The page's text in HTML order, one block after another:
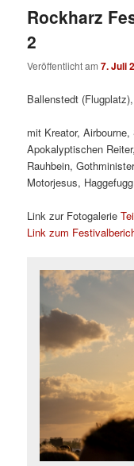
Rockharz
2
Veröffentlicht am7. Juli
Ballenstedt
mit Kreator,
Apokalyptischen
Rauhbein,
Motorjesus,
Link zur Fotogalerie
Link zum